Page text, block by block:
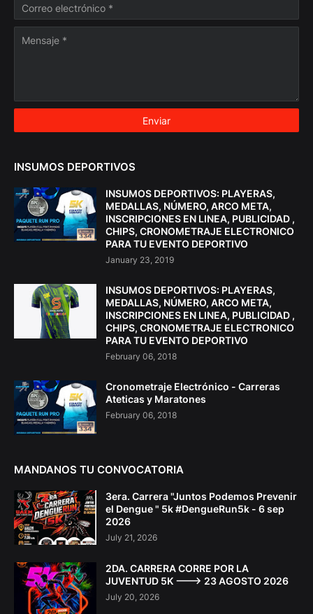
INSUMOS DEPORTIVOS
INSUMOS DEPORTIVOS: PLAYERAS,
MEDALLAS, NÚMERO, ARCO META,
INSCRIPCIONES EN LINEA, PUBLICIDAD ,
CHIPS, CRONOMETRAJE ELECTRONICO
PARA TU EVENTO DEPORTIVO
January 23, 2019
INSUMOS DEPORTIVOS: PLAYERAS,
MEDALLAS, NÚMERO, ARCO META,
INSCRIPCIONES EN LINEA, PUBLICIDAD ,
CHIPS, CRONOMETRAJE ELECTRONICO
PARA TU EVENTO DEPORTIVO
February 06, 2018
Cronometraje Electrónico - Carreras
Ateticas y Maratones
February 06, 2018
MANDANOS TU CONVOCATORIA
3era. Carrera "Juntos Podemos Prevenir
el Dengue " 5k #DengueRun5k - 6 sep
2026
July 21, 2026
2DA. CARRERA CORRE POR LA
JUVENTUD 5K ---> 23 AGOSTO 2026
July 20, 2026